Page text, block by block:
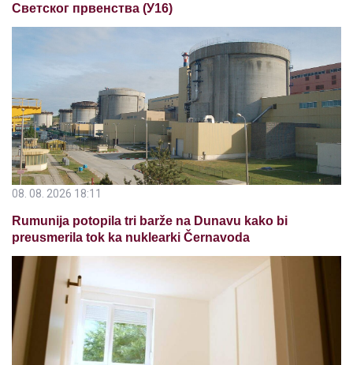
Светског првенства (У16)
08. 08. 2026 18:11
Rumunija potopila tri barže na Dunavu kako bi
preusmerila tok ka nuklearki Černavoda